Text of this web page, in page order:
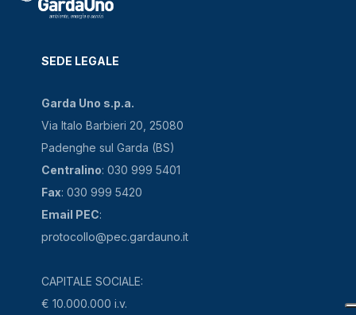
SEDE LEGALE
Garda Uno s.p.a.
Via Italo Barbieri 20, 25080
Padenghe sul Garda (BS)
Centralino: 030 999 5401
Fax: 030 999 5420
Email PEC:
protocollo@pec.gardauno.it
CAPITALE SOCIALE:
€ 10.000.000 i.v.